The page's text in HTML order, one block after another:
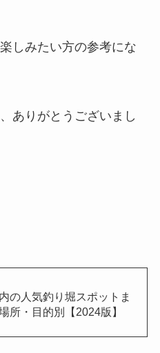
しみたい方の参考にな
ありがとうございまし
の人気釣り堀スポットま
所・目的別【2024版】